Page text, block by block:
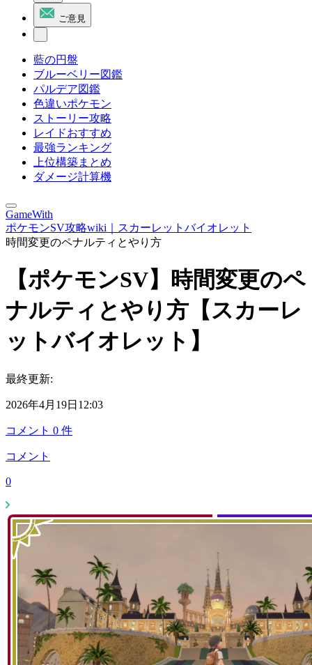
ご意見
藍の円盤
ブルーベリー図鑑
パルデア図鑑
色違いポケモン
ストーリー攻略
レイドおすすめ
最強ランキング
上位構築まとめ
ダメージ計算機
GameWith
ポケモンSV攻略wiki｜スカーレットバイオレット
時間変更のペナルティとやり方
【ポケモンSV】時間変更のペ
ナルティとやり方【スカーレ
ットバイオレット】
最終更新:
2026年4月19日12:03
コメント 0 件
コメント
0